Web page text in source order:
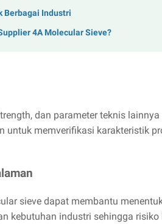
Berbagai Industri
4A Molecular Sieve?
dan parameter teknis
untuk memverifikasi karakteristik
sieve dapat membantu
kebutuhan industri sehingga risiko